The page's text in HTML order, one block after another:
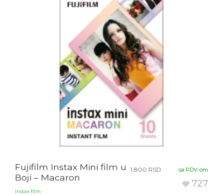
Fujifilm Instax Mini film u
Boji – Macaron
Instax film
1.800 RSD sa PDV-om
727